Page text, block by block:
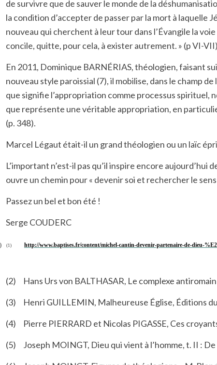
de survivre que de sauver le monde de la
la condition d’accepter de passer par la mort à laquelle
nouveau qui cherchent à leur tour dans l’Évangile la
concile, quitte, pour cela, à exister autrement. » (p VI-VII)
En 2011, Dominique BARNÉRIAS, théologien, faisant
nouveau style paroissial (7),il mobilise, dans le champ
que signifie l’appropriation comme processus spirituel,
que représente une véritable appropriation, en
(p. 348).
Marcel Légaut était-il un grand théologien ou un laïc
L’important n’est-il pas qu’il inspire encore
ouvre un chemin pour « devenir soi et rechercher le
Passez un bel et bon été !
Serge COUDERC
(1) http://www.baptises.fr/content/michel-cantin-devenir-partenaire-de-dieu-
(2) Hans Urs von BALTHASAR, Le complexe
(3) Henri GUILLEMIN, Malheureuse Église, Éditions
(4) Pierre PIERRARD et Nicolas PIGASSE, Ces
(5) Joseph MOINGT, Dieu qui vient à l’homme, t. II :